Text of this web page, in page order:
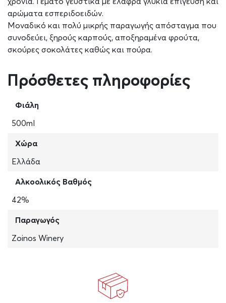
αρώματα εσπεριδοειδών.
Μοναδικό και πολύ μικρής παραγωγής απόσταγμα που
συνοδεύει, ξηρούς καρπούς, αποξηραμένα φρούτα,
σκούρες σοκολάτες καθώς και πούρα.
Πρόσθετες πληροφορίες
Φιάλη
500ml
Χώρα
Ελλάδα
Αλκοολικός Βαθμός
42%
Παραγωγός
Zoinos Winery